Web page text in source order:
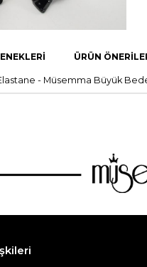
ÜRÜN
- Müsemma Büyük